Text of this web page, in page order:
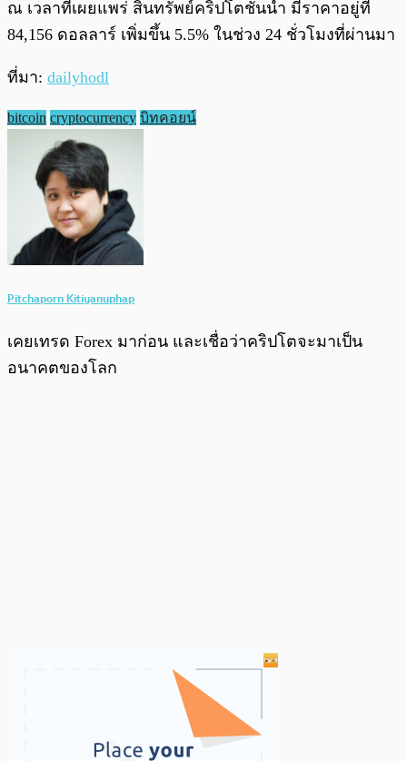
ณ เวลาที่เผยแพร่ สินทรัพย์คริปโตชั้นนำ มีราคาอยู่ที่
84,156 ดอลลาร์ เพิ่มขึ้น 5.5% ในช่วง 24 ชั่วโมงที่ผ่านมา
ที่มา: dailyhodl
bitcoin cryptocurrency บิทคอยน์
Pitchaporn Kitiyanuphap
เคยเทรด Forex มาก่อน และเชื่อว่าคริปโตจะมาเป็น
อนาคตของโลก